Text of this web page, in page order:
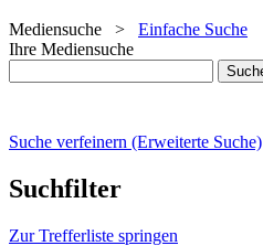
Mediensuche > Einfache Suche
Ihre Mediensuche
Suche verfeinern (Erweiterte Suche)
Suchfilter
Zur Trefferliste springen